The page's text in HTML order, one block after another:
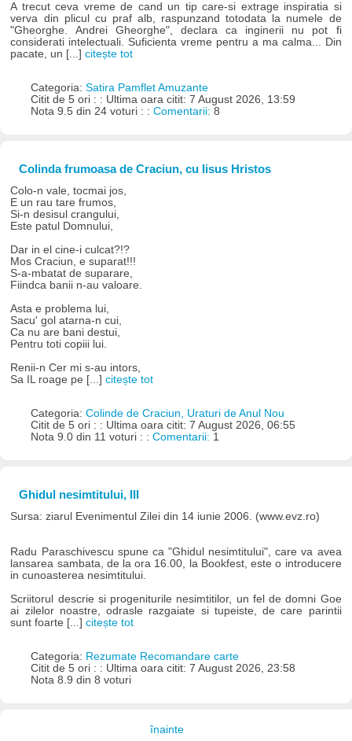
A trecut ceva vreme de cand un tip care-si extrage inspiratia si
verva din plicul cu praf alb, raspunzand totodata la numele de
"Gheorghe. Andrei Gheorghe", declara ca inginerii nu pot fi
considerati intelectuali. Suficienta vreme pentru a ma calma... Din
pacate, un [...]citește tot
Categoria: Satira Pamflet Amuzante
Citit de 5 ori : : Ultima oara citit: 7 August 2026, 13:59
Nota 9.5 din 24 voturi : : Comentarii: 8
Colinda frumoasa de Craciun, cu Iisus Hristos
Colo-n vale, tocmai jos,
E un rau tare frumos,
Si-n desisul crangului,
Este patul Domnului,
Dar in el cine-i culcat?!?
Mos Craciun, e suparat!!!
S-a-mbatat de suparare,
Fiindca banii n-au valoare.
Asta e problema lui,
Sacu' gol atarna-n cui,
Ca nu are bani destui,
Pentru toti copiii lui.
Renii-n Cer mi s-au intors,
Sa IL roage pe [...]citește tot
Categoria: Colinde de Craciun, Uraturi de Anul Nou
Citit de 5 ori : : Ultima oara citit: 7 August 2026, 06:55
Nota 9.0 din 11 voturi : : Comentarii: 1
Ghidul nesimtitului, III
Sursa: ziarul Evenimentul Zilei din 14 iunie 2006. (www.evz.ro)
Radu Paraschivescu spune ca "Ghidul nesimtitului", care va avea
lansarea sambata, de la ora 16.00, la Bookfest, este o introducere
in cunoasterea nesimtitului.
Scriitorul descrie si progeniturile nesimtitilor, un fel de domni Goe
ai zilelor noastre, odrasle razgaiate si tupeiste, de care parintii
sunt foarte [...]citește tot
Categoria: Rezumate Recomandare carte
Citit de 5 ori : : Ultima oara citit: 7 August 2026, 23:58
Nota 8.9 din 8 voturi
înainte